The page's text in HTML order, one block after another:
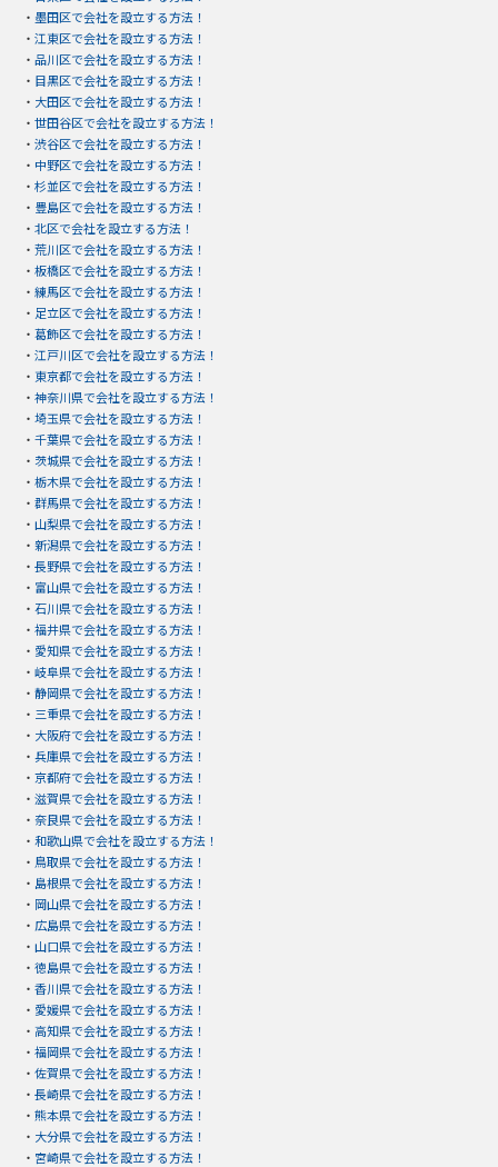
・ 墨田区で会社を設立する方法！
・ 江東区で会社を設立する方法！
・ 品川区で会社を設立する方法！
・ 目黒区で会社を設立する方法！
・ 大田区で会社を設立する方法！
・ 世田谷区で会社を設立する方法！
・ 渋谷区で会社を設立する方法！
・ 中野区で会社を設立する方法！
・ 杉並区で会社を設立する方法！
・ 豊島区で会社を設立する方法！
・ 北区で会社を設立する方法！
・ 荒川区で会社を設立する方法！
・ 板橋区で会社を設立する方法！
・ 練馬区で会社を設立する方法！
・ 足立区で会社を設立する方法！
・ 葛飾区で会社を設立する方法！
・ 江戸川区で会社を設立する方法！
・ 東京都で会社を設立する方法！
・ 神奈川県で会社を設立する方法！
・ 埼玉県で会社を設立する方法！
・ 千葉県で会社を設立する方法！
・ 茨城県で会社を設立する方法！
・ 栃木県で会社を設立する方法！
・ 群馬県で会社を設立する方法！
・ 山梨県で会社を設立する方法！
・ 新潟県で会社を設立する方法！
・ 長野県で会社を設立する方法！
・ 富山県で会社を設立する方法！
・ 石川県で会社を設立する方法！
・ 福井県で会社を設立する方法！
・ 愛知県で会社を設立する方法！
・ 岐阜県で会社を設立する方法！
・ 静岡県で会社を設立する方法！
・ 三重県で会社を設立する方法！
・ 大阪府で会社を設立する方法！
・ 兵庫県で会社を設立する方法！
・ 京都府で会社を設立する方法！
・ 滋賀県で会社を設立する方法！
・ 奈良県で会社を設立する方法！
・ 和歌山県で会社を設立する方法！
・ 鳥取県で会社を設立する方法！
・ 島根県で会社を設立する方法！
・ 岡山県で会社を設立する方法！
・ 広島県で会社を設立する方法！
・ 山口県で会社を設立する方法！
・ 徳島県で会社を設立する方法！
・ 香川県で会社を設立する方法！
・ 愛媛県で会社を設立する方法！
・ 高知県で会社を設立する方法！
・ 福岡県で会社を設立する方法！
・ 佐賀県で会社を設立する方法！
・ 長崎県で会社を設立する方法！
・ 熊本県で会社を設立する方法！
・ 大分県で会社を設立する方法！
・ 宮崎県で会社を設立する方法！